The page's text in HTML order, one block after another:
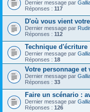
Dernier message par
Réponses : 117
D'où vous vient
Dernier message par
Réponses : 112
Technique d'écriture
Dernier message par
Réponses : 18
Votre personnage et
Dernier message par
Réponses : 33
Faire un scénario :
Dernier message par
Réponses : 126